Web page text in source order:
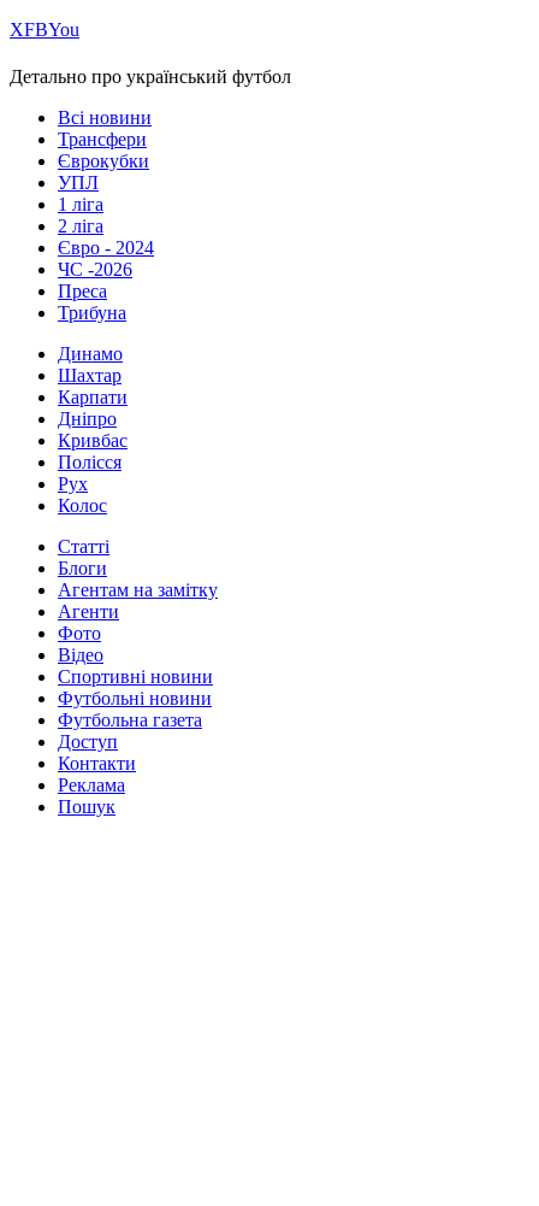
ХFBYou
Детально про український футбол
Всі новини
Трансфери
Єврокубки
УПЛ
1 ліга
2 ліга
Євро - 2024
ЧС -2026
Преса
Трибуна
Динамо
Шахтар
Карпати
Дніпро
Кривбас
Полісся
Рух
Колос
Статті
Блоги
Агентам на замітку
Агенти
Фото
Відео
Спортивні новини
Футбольні новини
Футбольна газета
Доступ
Контакти
Реклама
Пошук